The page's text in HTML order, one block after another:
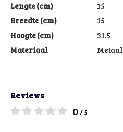
Lengte (cm)
15
Breedte (cm)
15
Hoogte (cm)
31.5
Materiaal
Metaal
Reviews
0/ 5